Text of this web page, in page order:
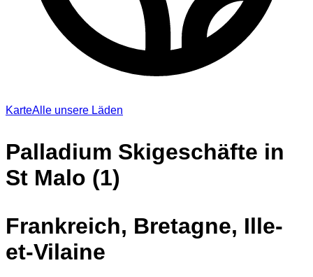
KarteAlle unsere Läden
Palladium Skigeschäfte in
St Malo (1)
Frankreich, Bretagne, Ille-
et-Vilaine